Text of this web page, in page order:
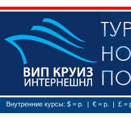
Туроператор нового
Внутренние курсы: $ = р. | € = р. | £ =